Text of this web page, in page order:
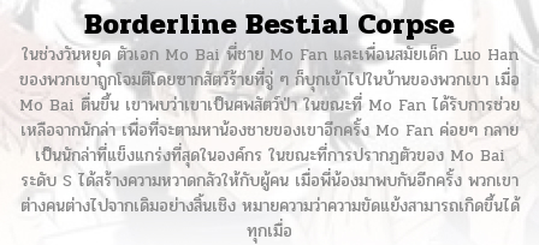
Borderline Bestial Corpse
ในช่วงวันหยุด ตัวเอก Mo Bai พี่ชาย Mo Fan และเพื่อนสมัยเด็ก Luo Han
ของพวกเขาถูกโจมตีโดยซากสัตว์ร้ายที่จู่ ๆ ก็บุกเข้าไปในบ้านของพวกเขา เมื่อ
Mo Bai ตื่นขึ้น เขาพบว่าเขาเป็นศพสัตว์ป่า ในขณะที่ Mo Fan ได้รับการช่วย
เหลือจากนักล่า เพื่อที่จะตามหาน้องชายของเขาอีกครั้ง Mo Fan ค่อยๆ กลาย
เป็นนักล่าที่แข็งแกร่งที่สุดในองค์กร ในขณะที่การปรากฏตัวของ Mo Bai
ระดับ S ได้สร้างความหวาดกลัวให้กับผู้คน เมื่อพี่น้องมาพบกันอีกครั้ง พวกเขา
ต่างคนต่างไปจากเดิมอย่างสิ้นเชิง หมายความว่าความขัดแย้งสามารถเกิดขึ้นได้
ทุกเมื่อ